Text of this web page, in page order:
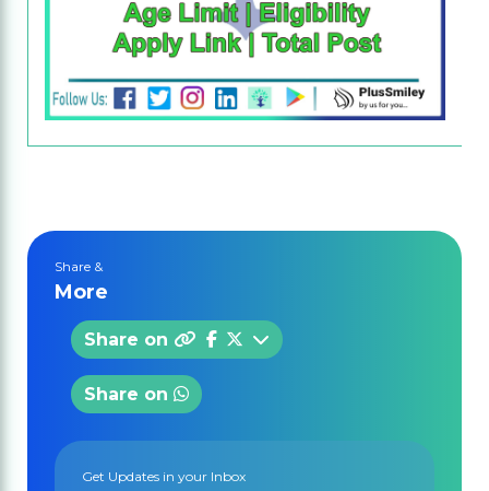
Share &
More
Share on
Share on
Get Updates in your Inbox